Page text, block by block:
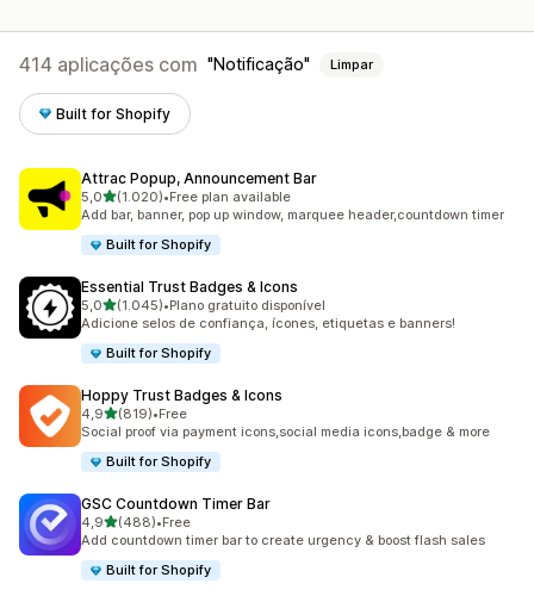
414 aplicações com Notificação Limpar
Built for Shopify
Attrac Popup, Announcement Bar
5,0de 5 estrelas
(1.020)
1020 total de avaliações
•Free plan available
Add bar, banner, pop up window, marquee header,countdown timer
Built for Shopify
Essential Trust Badges & Icons
5,0de 5 estrelas
(1.045)
1045 total de avaliações
•Plano gratuito disponível
Adicione selos de confiança, ícones, etiquetas e banners!
Built for Shopify
Hoppy Trust Badges & Icons
4,9de 5 estrelas
(819)
819 total de avaliações
•Free
Social proof via payment icons,social media icons,badge & more
Built for Shopify
GSC Countdown Timer Bar
4,9de 5 estrelas
(488)
488 total de avaliações
•Free
Add countdown timer bar to create urgency & boost flash sales
Built for Shopify